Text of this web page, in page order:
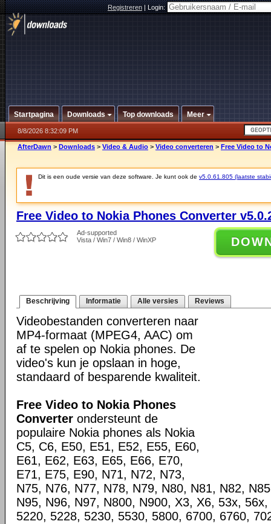
Registreren|Login:
Startpagina Downloads Top downloads Meer
8/8/2026 8:32:09 PM
AfterDawn > Downloads > Video & Audio > Video converteren > Free Video to
Dit is een oude versie van deze software. Je kunt ook de v5.0.61.805 (laatste
Free Video to Nokia Phones Converter
Ad-supported
Vista / Win7 / Win8 / WinXP
Beschrijving Informatie Alle versies Reviews
Videobestanden converteren naar
MP4-formaat (MPEG4, AAC) om
af te spelen op Nokia phones. De
video's kun je opslaan in hoge,
standaard of besparende kwaliteit.
Free Video to Nokia Phones
Converter ondersteunt de
populaire Nokia phones als Nokia
C5, C6, E50, E51, E52, E55, E60,
E61, E62, E63, E65, E66, E70,
E71, E75, E90, N71, N72, N73,
N75, N76, N77, N78, N79, N80, N81, N82,
N95, N96, N97, N800, N900, X3, X6, 53x,
5220, 5228, 5230, 5530, 5800, 6700, 6760,